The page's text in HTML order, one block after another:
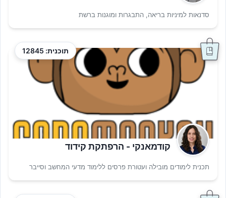
סדנאות למיניות בריאה, התבגרות ומוגנות ברשת
תוכנית: 12845
קודמאנקי - הרפתקת קידוד
תכנית לימודים מובילה ועטורת פרסים ללימוד מדעי המחשב וסייבר